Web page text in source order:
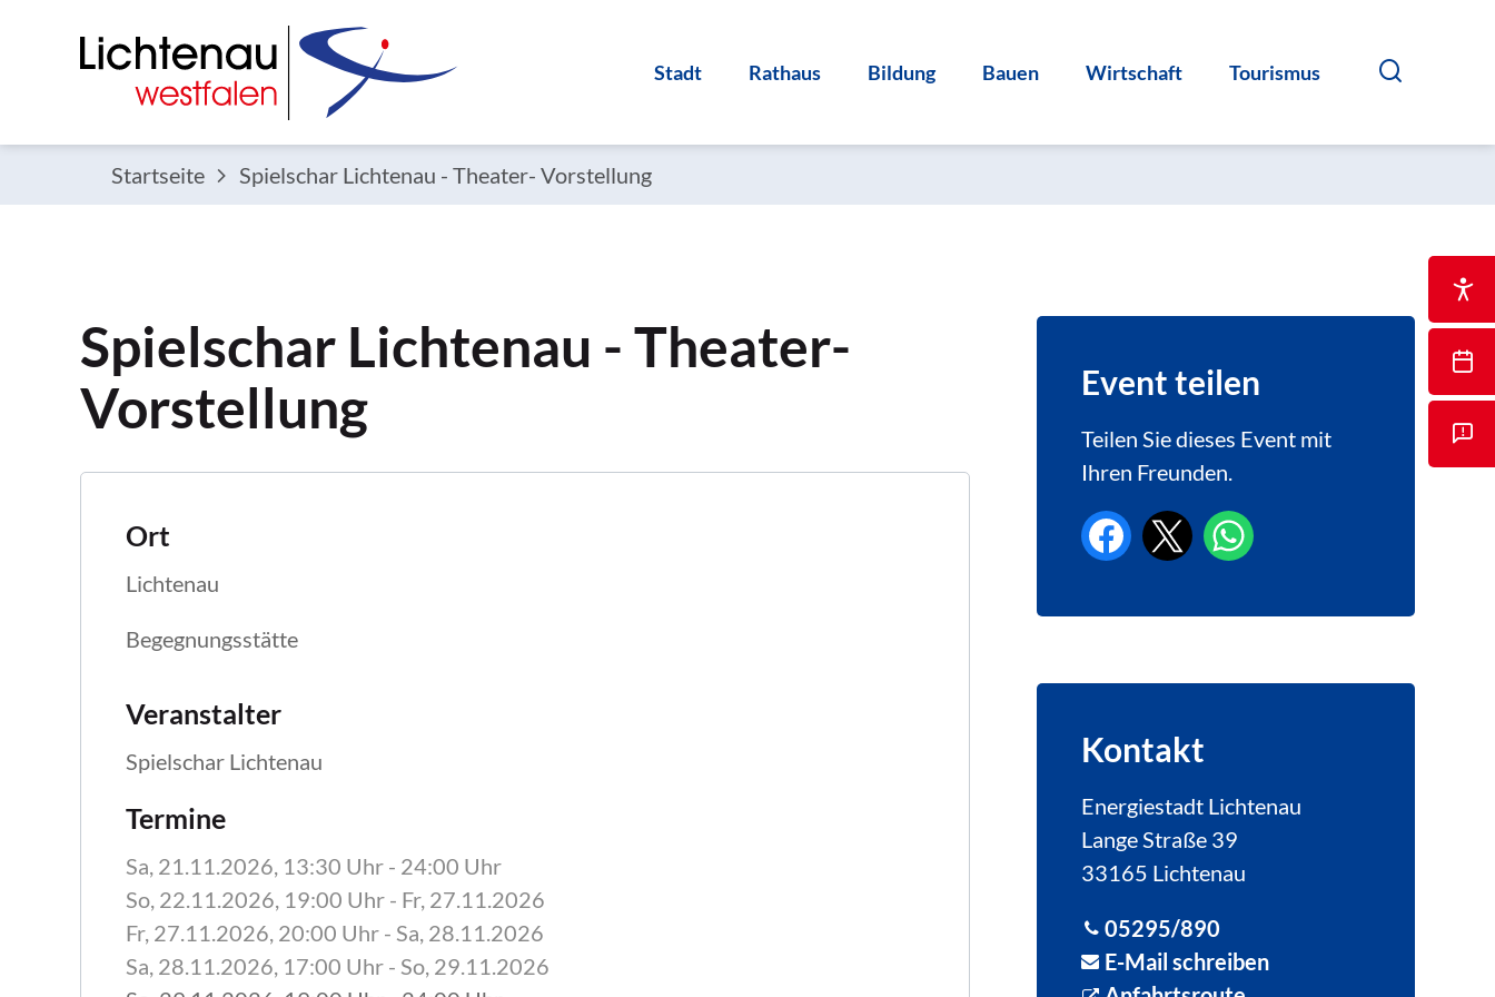
Stadt Rathaus Bildung Bauen Wirtschaft Tourismus
Startseite Spielschar Lichtenau - Theater- Vorstellung
Spielschar Lichtenau - Theater-
Vorstellung
Ort
Lichtenau
Begegnungsstätte
Veranstalter
Spielschar Lichtenau
Termine
Sa, 21.11.2026, 13:30 Uhr - 24:00 Uhr
So, 22.11.2026, 19:00 Uhr - Fr, 27.11.2026
Fr, 27.11.2026, 20:00 Uhr - Sa, 28.11.2026
Sa, 28.11.2026, 17:00 Uhr - So, 29.11.2026
Event teilen
Teilen Sie dieses Event mit
Ihren Freunden.
Kontakt
Energiestadt Lichtenau
Lange Straße 39
33165 Lichtenau
05295/890
E-Mail schreiben